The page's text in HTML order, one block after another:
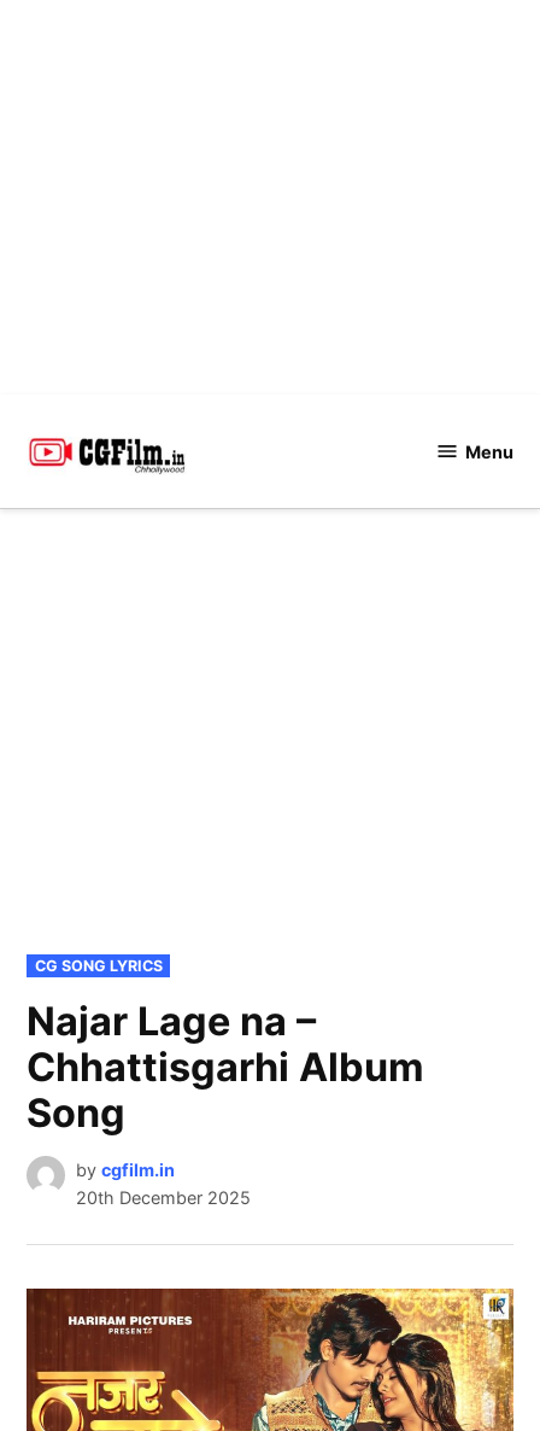
Menu
POSTED
IN
CG SONG LYRICS
Najar Lage na –
Chhattisgarhi Album
Song
by cgfilm.in
20th December 2025